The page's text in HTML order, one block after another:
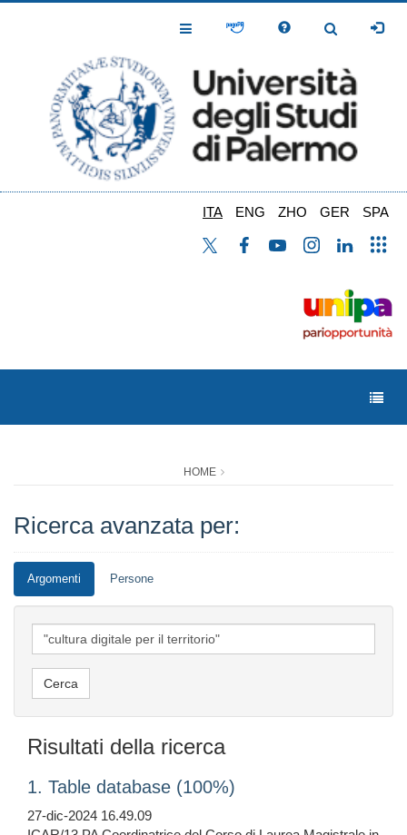
Toggle
Toggle
ITA ENG ZHO GER SPA
HOME
Ricerca avanzata per:
Argomenti Persone
Risultati della ricerca
1. Table database (100%)
27-dic-2024 16.49.09